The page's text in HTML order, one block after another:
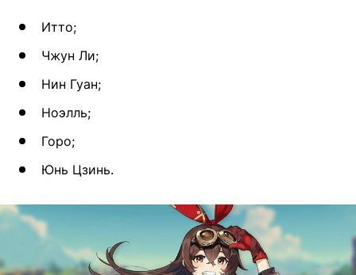
Итто;
Чжун Ли;
Нин Гуан;
Ноэлль;
Горо;
Юнь Цзинь.